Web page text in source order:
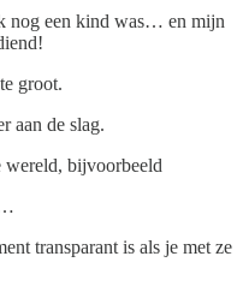
nog een kind was… en mijn
groot.
aan de slag.
wereld, bijvoorbeeld
transparant is als je met ze